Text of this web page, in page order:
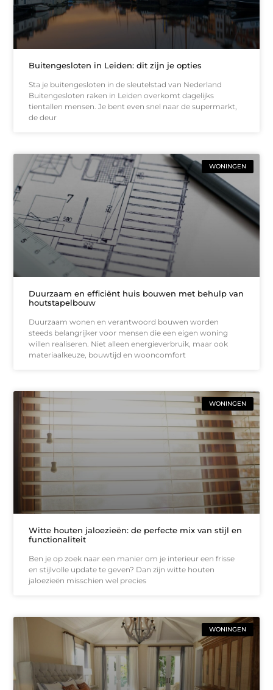
Buitengesloten in Leiden: dit zijn je opties
Sta je buitengesloten in de sleutelstad van Nederland
Buitengesloten raken in Leiden overkomt dagelijks
tientallen mensen. Je bent even snel naar de supermarkt,
de deur
WONINGEN
Duurzaam en efficiënt huis bouwen met behulp van
houtstapelbouw
Duurzaam wonen en verantwoord bouwen worden
steeds belangrijker voor mensen die een eigen woning
willen realiseren. Niet alleen energieverbruik, maar ook
materiaalkeuze, bouwtijd en wooncomfort
WONINGEN
Witte houten jaloezieën: de perfecte mix van stijl en
functionaliteit
Ben je op zoek naar een manier om je interieur een frisse
en stijlvolle update te geven? Dan zijn witte houten
jaloezieën misschien wel precies
WONINGEN